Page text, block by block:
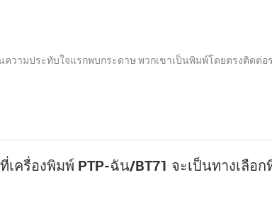
วามประทับใจแรกพบกระดาษ พวกเขาเป็นพิมพ์โดยตรงติดต่อ
ครื่องพิมพ์ PTP-ฉัน/BT71 จะเป็นทางเลือก